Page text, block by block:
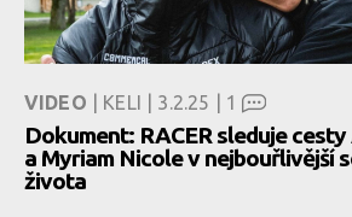
VIDEO | KELI | 3.2.25 | 1
Dokument: RACER sleduje
a Myriam Nicole v nejbouřlivější
života